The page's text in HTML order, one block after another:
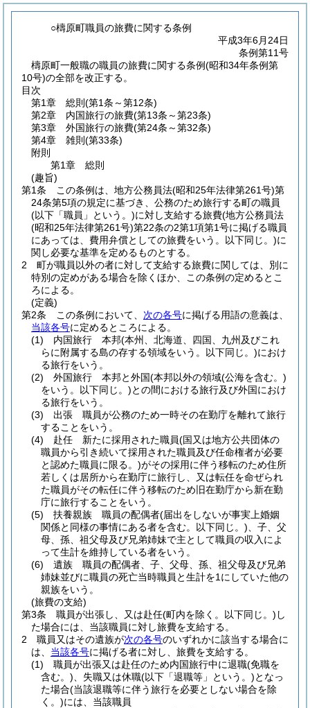
○檮原町職員の旅費に関する条例
平成3年6月24日
条例第11号
檮原町一般職の職員の旅費に関する条例(昭和34年条例第
10号)の全部を改正する。
目次
第1章
総則 (第1条～第12条)
第2章
内国旅行の旅費(第13条～第23条)
第3章
外国旅行の旅費(第24条～第32条)
第4章
雑則 (第33条)
附則
第1章
総則
(趣旨)
第1条
この条例は、地方公務員法(昭和25年法律第261号)第
24条第5項の規定に基づき、公務のため旅行する町の職員
(以下「職員」という。)に対し支給する旅費(地方公務員法
(昭和25年法律第261号)第22条の2第1項第1号に掲げる職員
にあっては、費用弁償としての旅費をいう。以下同じ。)に
関し必要な基準を定めるものとする。
2
町が職員以外の者に対して支給する旅費に関しては、別に
特別の定めがある場合を除くほか、この条例の定めるとこ
ろによる。
(定義)
第2条
この条例において、 次の各号に掲げる用語の意義は、
当該各号に定めるところによる。
(1)
内国旅行 本邦(本州、北海道、四国、九州及びこれ
らに附属する島の存する領域をいう。以下同じ。)におけ
る旅行をいう。
(2)
外国旅行 本邦と外国(本邦以外の領域(公海を含む。)
をいう。以下同じ。)との間における旅行及び外国におけ
る旅行をいう。
(3)
出張 職員が公務のため一時その在勤庁を離れて旅行
することをいう。
(4)
赴任 新たに採用された職員(国又は地方公共団体の
職員から引き続いて採用された職員及び任命権者が必要
と認めた職員に限る。)がその採用に伴う移転のため住所
若しくは居所から在勤庁に旅行し、又は転任を命ぜられ
た職員がその転任に伴う移転のため旧在勤庁から新在勤
庁に旅行することをいう。
(5)
扶養親族 職員の配偶者(届出をしないが事実上婚姻
関係と同様の事情にある者を含む。以下同じ。) 、子、父
母、孫、祖父母及び兄弟姉妹で主として職員の収入によ
って生計を維持している者をいう。
(6)
遺族 職員の配偶者、子、父母、孫、祖父母及び兄弟
姉妹並びに職員の死亡当時職員と生計を1にしていた他の
親族をいう。
(旅費の支給)
第3条
職員が出張し、又は赴任(町内を除く。以下同じ。) し
た場合には、当該職員に対し旅費を支給する。
2
職員又はその遺族が次の各号のいずれかに該当する場合に
は、 当該各号に掲げる者に対し、旅費を支給する。
(1)
職員が出張又は赴任のため内国旅行中に退職(免職を
含む。) 、失職又は休職(以下「退職等」という。)となっ
た場合(当該退職等に伴う旅行を必要としない場合を除
く。)には、当該職員